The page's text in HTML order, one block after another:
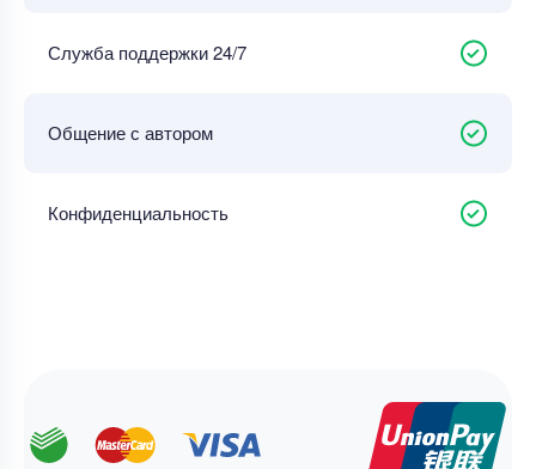
Служба поддержки 24/7
Общение с автором
Конфиденциальность